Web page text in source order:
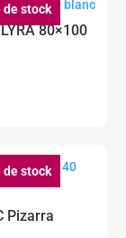
de stock
80×100
de stock
Pizarra